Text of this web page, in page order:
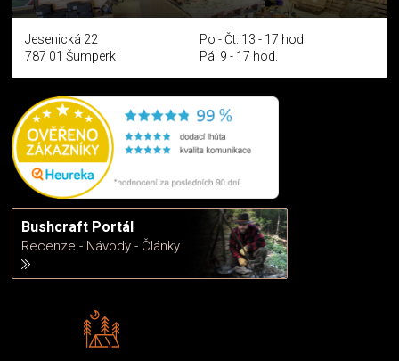
Jesenická 22
787 01 Šumperk
Po - Čt: 13 - 17 hod.
Pá: 9 - 17 hod.
Bushcraft Portál
Recenze - Návody - Články